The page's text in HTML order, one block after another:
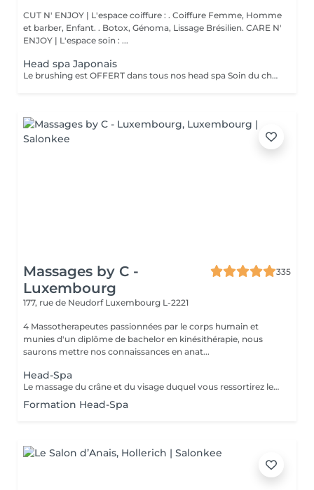
CUT N' ENJOY | L'espace coiffure : . Coiffure Femme, Homme
et barber, Enfant. . Botox, Génoma, Lissage Brésilien. CARE N'
ENJOY | L'espace soin : ...
Head spa Japonais
Le brushing est OFFERT dans tous nos head spa Soin du cheveu, du cuir chevelu, massage du haut du corps et massage crânien sous les jet japonais
Massages by C -
Luxembourg
335
177, rue de Neudorf Luxembourg L-2221
4 Massotherapeutes passionnées par le corps humain et
munies d'un diplôme de bachelor en kinésithérapie, nous
saurons mettre nos connaissances en anat...
Head-Spa
Le massage du crâne et du visage duquel vous ressortirez les cheveux propres. Association de l'utilisation du massage, de l'eau et de la vapeur afin de vous garantir une séance vraiment relaxante. Utilisation de l'huile essentielle adaptée à votre cuir chevelu après analyse. Contre-indications : Extentions, tissages et tresses plaquées. Attendre 72h après une coloration. Accord médical nécéssaire en cas de chimiothérapie/rémission. Merci de nous informer en cas de grossesse ou allaitement afin d'adapter les produits utilisés.
Formation Head-Spa